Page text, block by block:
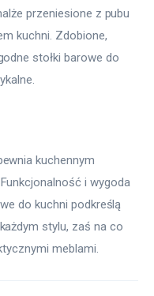
przeniesione z pubu
kuchni. Zdobione,
stołki barowe do
kuchennym
i wygoda
do kuchni podkreślą
stylu, zaś na co
meblami.